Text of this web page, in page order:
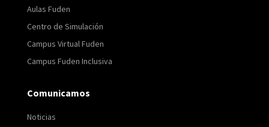
Aulas Fuden
Centro de Simulación
Campus Virtual Fuden
Campus Fuden Inclusiva
Comunicamos
Noticias